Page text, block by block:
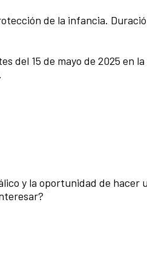
de la infancia.
del 15 de mayo de 2025 en
y la oportunidad de hacer